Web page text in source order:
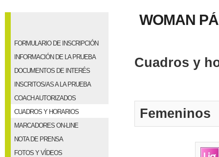
FORMULARIO DE INSCRIPCIÓN
INFORMACIÓN DE LA PRUEBA
DOCUMENTOS DE INTERÉS
INSCRITOS/AS A LA PRUEBA
COACH AUTORIZADOS
CUADROS Y HORARIOS
MARCADORES ON-LINE
NOTA DE PRENSA
FOTOS Y VÍDEOS
WOMAN
Cuadros y
Femeninos